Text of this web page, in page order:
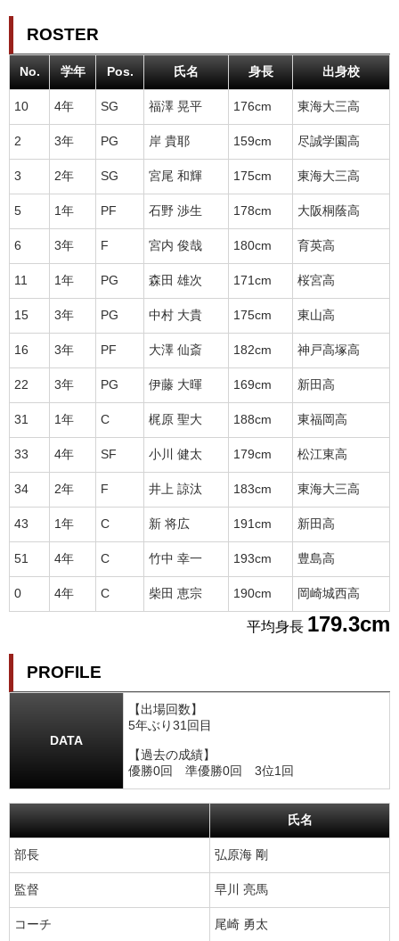
ROSTER
No. 学年 Pos. 氏名 身長 出身校
10 4年 SG 福澤 晃平 176cm 東海大三高
2 3年 PG 岸 貴耶 159cm 尽誠学園高
3 2年 SG 宮尾 和輝 175cm 東海大三高
5 1年 PF 石野 渉生 178cm 大阪桐蔭高
6 3年 F 宮内 俊哉 180cm 育英高
11 1年 PG 森田 雄次 171cm 桜宮高
15 3年 PG 中村 大貴 175cm 東山高
16 3年 PF 大澤 仙斎 182cm 神戸高塚高
22 3年 PG 伊藤 大暉 169cm 新田高
31 1年 C 梶原 聖大 188cm 東福岡高
33 4年 SF 小川 健太 179cm 松江東高
34 2年 F 井上 諒汰 183cm 東海大三高
43 1年 C 新 将広 191cm 新田高
51 4年 C 竹中 幸一 193cm 豊島高
0 4年 C 柴田 恵宗 190cm 岡崎城西高
平均身長 179.3cm
PROFILE
DATA
【出場回数】
5年ぶり31回目
【過去の成績】
優勝0回 準優勝0回 3位1回
氏名
部長 弘原海 剛
監督 早川 亮馬
コーチ 尾崎 勇太